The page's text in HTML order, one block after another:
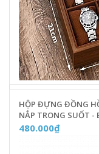
HỘP ĐỰNG ĐỒNG
NẮP TRONG SUỐT -
480.000₫